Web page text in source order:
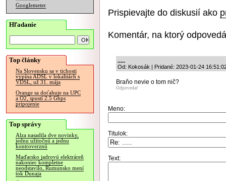
Googlemeter
Hľadanie
Top články
Na Slovensku sa v tichosti
vypína ADSL v lokalitách s
VDSL, už 31. mája
Orange sa doťahuje na UPC
a O2, spustí 2.5 Gbps
pripojenie
Top správy
Alza nasadila dve novinky,
jednu užitočnú a jednu
kontroverznú
Maďarsko jadrovú elektráreň
nakoniec kompletne
neodstavilo, Rumunsko mení
tok Dunaja
Prispievajte do diskusií ako
Komentár, na ktorý
.....
Od: Kokosák | Pridané: 2023-01-24
Braňo nevie o tom nič?
Odpovedať
Meno:
Titulok:
Text: